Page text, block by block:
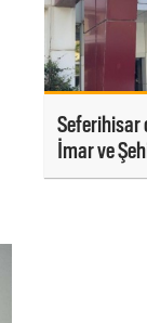
Seferihisar
İmar ve